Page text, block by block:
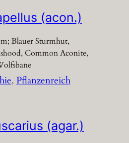
(acon.)
Blauer Sturmhut,
Common Aconite,
, Pflanzenreich
(agar.)